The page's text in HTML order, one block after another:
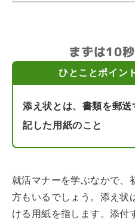
まずは10
ひとことポイント
添え状とは、書類を郵
記した用紙のこと
就活マナーを学ぶなかで、
方もいるでしょう。添え状
ける用紙を指します。添付